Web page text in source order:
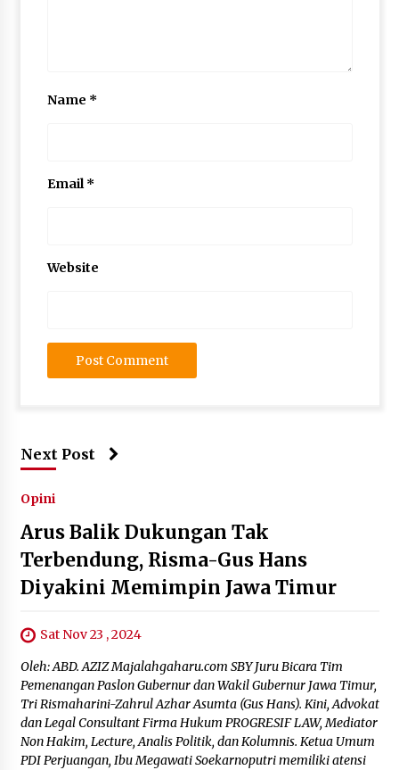
Name *
Email*
Website
Next Post
Opini
Arus Balik Dukungan Tak
Terbendung, Risma-Gus Hans
Diyakini Memimpin Jawa Timur
Sat Nov 23 , 2024
Oleh: ABD. AZIZ Majalahgaharu.com SBY Juru Bicara Tim
Pemenangan Paslon Gubernur dan Wakil Gubernur Jawa Timur,
Tri Rismaharini-Zahrul Azhar Asumta (Gus Hans). Kini, Advokat
dan Legal Consultant Firma Hukum PROGRESIF LAW, Mediator
Non Hakim, Lecture, Analis Politik, dan Kolumnis. Ketua Umum
PDI Perjuangan, Ibu Megawati Soekarnoputri memiliki atensi